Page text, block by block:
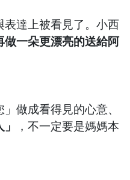
達上被看見了。小西
做一朵更漂亮的送給阿
」做成看得見的心意、
，不一定要是媽媽本